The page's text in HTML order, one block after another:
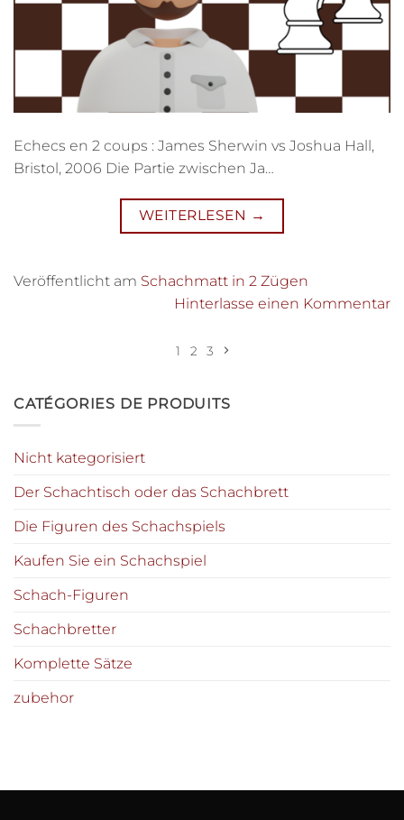
Echecs en 2 coups : James Sherwin vs Joshua Hall,
Bristol, 2006 Die Partie zwischen Ja…
WEITERLESEN →
Veröffentlicht am Schachmatt in 2 Zügen
Hinterlasse einen Kommentar
1 2 3
CATÉGORIES DE PRODUITS
Nicht kategorisiert
Der Schachtisch oder das Schachbrett
Die Figuren des Schachspiels
Kaufen Sie ein Schachspiel
Schach-Figuren
Schachbretter
Komplette Sätze
zubehor